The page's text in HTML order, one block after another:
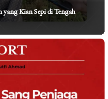
Kian Sepi di Tengah